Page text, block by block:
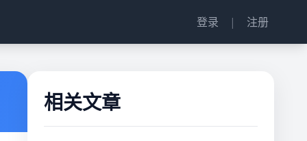
登录 | 注册
相关文章